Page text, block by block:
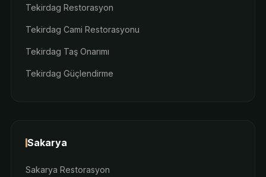
Tekirdag Restorasyon
Tekirdag Cami Restorasyonu
Tekirdag Taş Onarımı
Tekirdag Güçlendirme
Sakarya
Sakarya Restorasyon